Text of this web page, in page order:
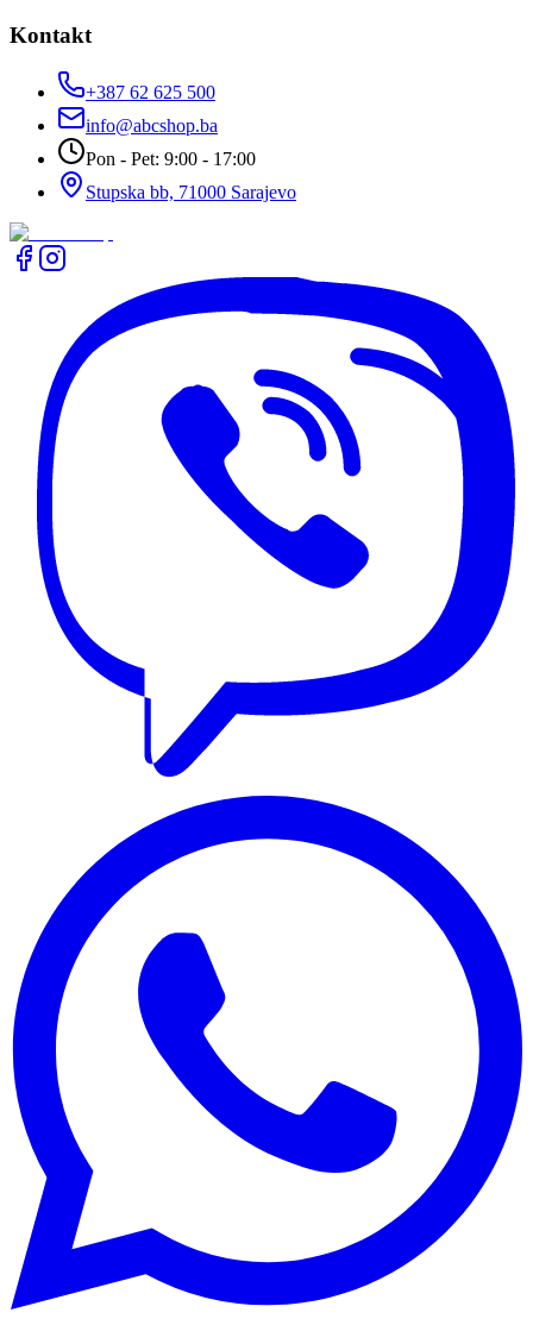
Kontakt
+387 62 625 500
info@abcshop.ba
Pon - Pet: 9:00 - 17:00
Stupska bb, 71000 Sarajevo